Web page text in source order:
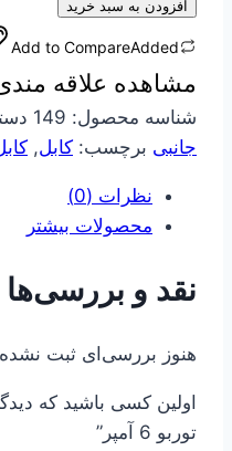
بود.
6
آمپر
عدد
افزودن به سبد خرید
Add to CompareAdded
مشاهده علاقه
شناسه محصول: 149
جانبی برچسب: کابل,
نظرات (0)
محصولات بیشتر
نقد و بررسی‌ها
هنوز بررسی‌ای ثبت
توربو 6 آمپر”